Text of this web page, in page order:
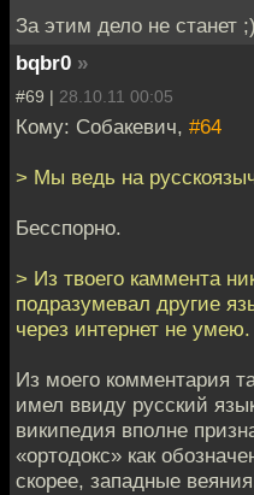
За этим дело не станет ;)
bqbr0 »
#69 | 28.10.11 00:05
Кому: Собакевич, #64
> Мы ведь на
Бесспорно.
> Из твоего каммента
подразумевал другие
через интернет не умею.
Из моего комментария
имел ввиду русский
википедия вполне
«ортодокс» как
скорее, западные